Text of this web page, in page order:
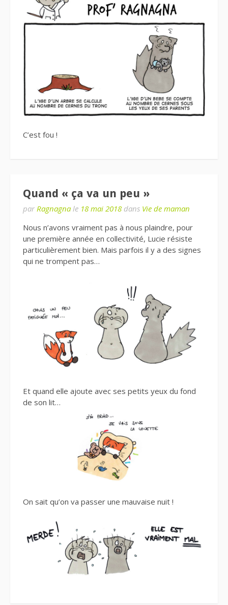
C’est fou !
Quand « ça va un peu »
par Ragnagna le 18 mai 2018 dans Vie de maman
Nous n’avons vraiment pas à nous plaindre, pour
une première année en collectivité, Lucie résiste
particulièrement bien. Mais parfois il y a des signes
qui ne trompent pas…
Et quand elle ajoute avec ses petits yeux du fond
de son lit…
On sait qu’on va passer une mauvaise nuit !